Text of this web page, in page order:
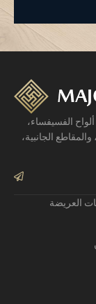
الفسيفساء،
الجانبية،
العريضة